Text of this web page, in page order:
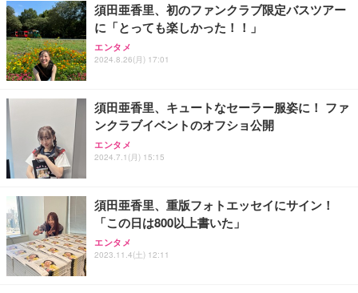
須田亜香里、初のファンクラブ限定バスツアー
に「とっても楽しかった！！」
エンタメ
2024.8.26(月) 17:01
須田亜香里、キュートなセーラー服姿に！ ファ
ンクラブイベントのオフショ公開
エンタメ
2024.7.1(月) 15:15
須田亜香里、重版フォトエッセイにサイン！
「この日は800以上書いた」
エンタメ
2023.11.4(土) 12:11